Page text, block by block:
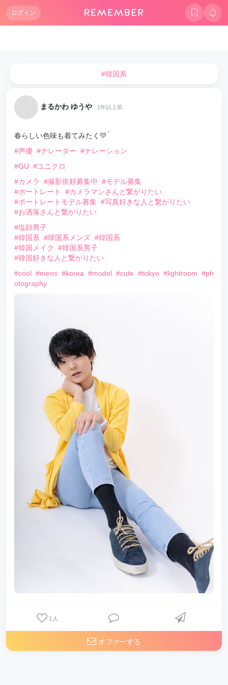
ログイン
#韓国系
まるかわ ゆうや 1年以上前
春らしい色味も着てみたく💛 ́
#声優 #ナレーター #ナレーション
#GU #ユニクロ
#カメラ
#撮影依頼募集中
#モデル募集
#ポートレート
#カメラマンさんと繋がりたい
#ポートレートモデル募集 #写真好きな人と繋がりたい
#お洒落さんと繋がりたい
#塩顔男子
#韓国系 #韓国系メンズ #韓国系
#韓国メイク
#韓国系男子
#韓国好きな人と繋がりたい
#cool #mens #korea #model #cute #tokyo #lightroom #ph
otography
1 人
オファーする